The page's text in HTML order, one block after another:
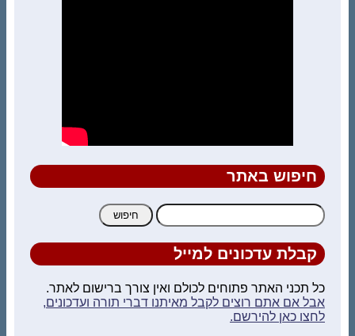
חיפוש באתר
חיפוש:
קבלת עדכונים למייל
כל תכני האתר פתוחים לכולם ואין צורך ברישום לאתר.
אבל אם אתם רוצים לקבל מאיתנו דברי תורה ועדכונים,
לחצו כאן להירשם.